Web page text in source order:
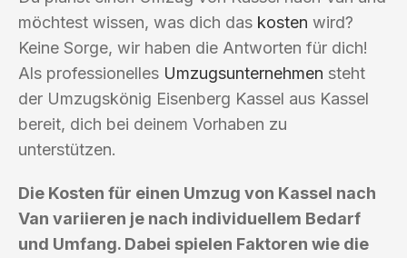
möchtest wissen, was dich das kosten wird?
Keine Sorge, wir haben die Antworten für dich!
Als professionelles Umzugsunternehmen steht
der Umzugskönig Eisenberg Kassel aus Kassel
bereit, dich bei deinem Vorhaben zu
unterstützen.
Die Kosten für einen Umzug von Kassel nach
Van variieren je nach individuellem Bedarf
und Umfang. Dabei spielen Faktoren wie die